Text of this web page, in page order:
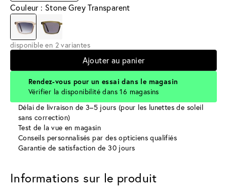
Couleur : Stone Grey Transparent
disponible en 2 variantes
Ajouter au panier
Rendez-vous pour un essai dans le magasin
Vérifier la disponibilité dans 16 magasins
Délai de livraison de 3–5 jours (pour les lunettes de soleil
sans correction)
Test de la vue en magasin
Conseils personnalisés par des opticiens qualifiés
Garantie de satisfaction de 30 jours
Informations sur le produit